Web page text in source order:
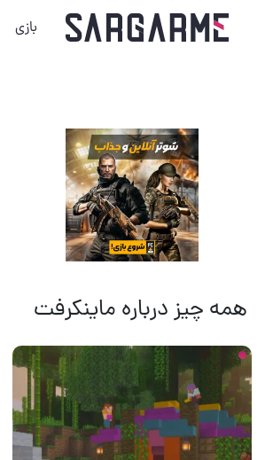
بازی
همه چیز درباره ماینکرفت
16 ساعت قبل